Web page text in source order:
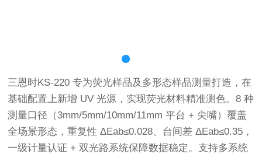
三恩时KS-220 专为荧光样品及多形态样品测量打造，在
基础配置上新增 UV 光源，实现荧光材料精准测色。8 种
测量口径（3mm/5mm/10mm/11mm 平台 + 尖嘴）覆盖
全场景形态，重复性 ΔEab≤0.028、台间差 ΔEab≤0.35，
一级计量认证 + 双光路系统保障数据稳定。支持多系统